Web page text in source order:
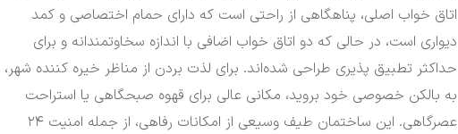
اتاق خواب اصلی، پناهگاهی از راحتی است که دارای حمام اختصاصی و کمد
دیواری است، در حالی که دو اتاق خواب اضافی با اندازه سخاوتمندانه و برای
حداکثر تطبیق پذیری طراحی شده‌اند. برای لذت بردن از مناظر خیره کننده شهر،
به بالکن خصوصی خود بروید، مکانی عالی برای قهوه صبحگاهی یا استراحت
عصرگاهی.
این ساختمان طیف وسیعی از امکانات رفاهی، از جمله امنیت ۲۴